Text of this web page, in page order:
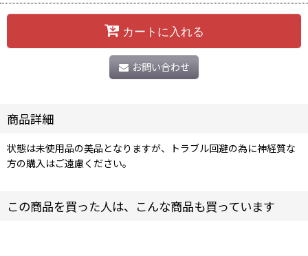
カートに入れる
お問い合わせ
商品詳細
状態は未使用品の美品となりますが、トラブル回避の為に神経質な
方の購入はご遠慮ください。
この商品を買った人は、こんな商品も買っています